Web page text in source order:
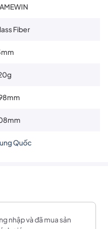
Fiber
Quốc
nhập và đã mua sản